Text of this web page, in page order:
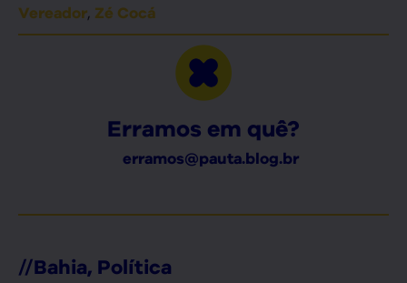
Vereador, Zé Cocá
Erramos em quê?
erramos@pauta.blog.br
//Bahia, Política